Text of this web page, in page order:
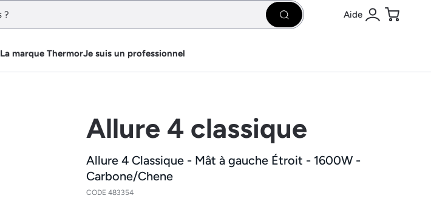
Rechercher Aide
Se connecter
Panier
La marque ThermorJe suis un professionnel
Allure 4 classique
Allure 4 Classique - Mât à gauche Étroit - 1600W -
Carbone/Chene
CODE 483354